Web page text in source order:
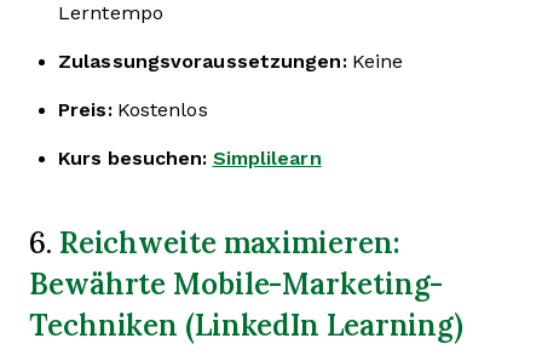
Lerntempo
Zulassungsvoraussetzungen:Keine
Preis:Kostenlos
Kurs besuchen: Simplilearn
6. Reichweite maximieren:
Bewährte Mobile-Marketing-
Techniken (LinkedIn Learning)